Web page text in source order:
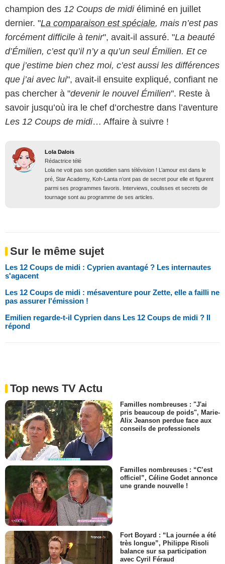
champion des 12 Coups de midi éliminé en juillet
dernier. "La comparaison est spéciale, mais n’est pas
forcément difficile à tenir", avait-il assuré. "La beauté
d’Émilien, c’est qu’il n’y a qu’un seul Émilien. Et ce
que j’estime bien chez moi, c’est aussi les différences
que j’ai avec lui", avait-il ensuite expliqué, confiant ne
pas chercher à "devenir le nouvel Émilien". Reste à
savoir jusqu’où ira le chef d’orchestre dans l’aventure
Les 12 Coups de midi… Affaire à suivre !
Lola Dalois
Rédactrice télé
Lola ne voit pas son quotidien sans télévision ! L’amour est dans le
pré, Star Academy, Koh-Lanta n’ont pas de secret pour elle et figurent
parmi ses programmes favoris. Interviews, coulisses et secrets de
tournage sont au programme de ses articles.
Sur le même sujet
Les 12 Coups de midi : Cyprien avantagé ? Les internautes
s'agacent
Les 12 Coups de midi : mésaventure pour Zette, elle a failli ne
pas assurer l'émission !
Emilien regarde-t-il Cyprien dans Les 12 Coups de midi ? Il
répond
Top news TV Actu
Familles nombreuses : "J'ai
pris beaucoup de poids", Marie-
Alix Jeanson perdue face aux
conseils de professionels
Familles nombreuses : “C’est
officiel”, Céline Godet annonce
une grande nouvelle !
Fort Boyard : “La journée a été
très longue”, Philippe Risoli
balance sur sa participation
avec Cyril Féraud